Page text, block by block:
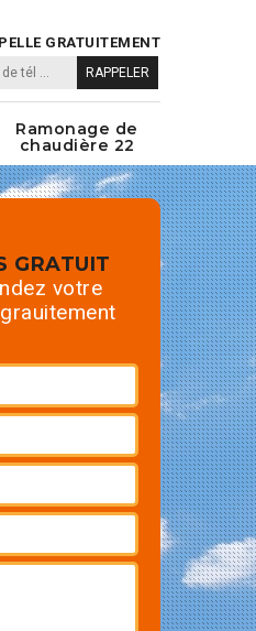
GRATUITEMENT
Ramonage de
chaudière 22
GRATUIT
votre